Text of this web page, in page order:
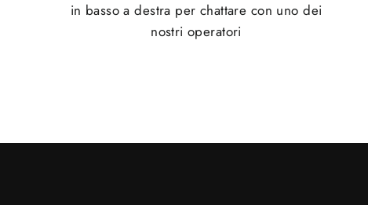
in basso a destra per chattare con uno dei
nostri operatori